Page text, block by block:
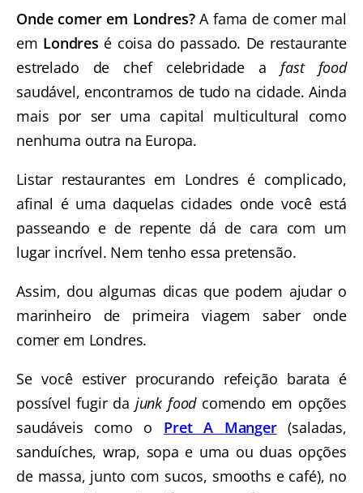
Onde comer em Londres?A fama de comer mal
em Londres é coisa do passado. De restaurante
estrelado de chef celebridade afast food
saudável, encontramos de tudo na cidade. Ainda
mais por ser uma capital multicultural como
nenhuma outra na Europa.
Listar restaurantes em Londres é complicado,
afinal é uma daquelas cidades onde você está
passeando e de repente dá de cara com um
lugar incrível. Nem tenho essa pretensão.
Assim, dou algumas dicas que podem ajudar o
marinheiro de primeira viagem saber onde
comer em Londres.
Se você estiver procurando refeição barata é
possível fugir da junk foodcomendo em opções
saudáveis como o Pret A Manger(saladas,
sanduíches, wrap, sopa e uma ou duas opções
de massa, junto com sucos, smooths e café), no